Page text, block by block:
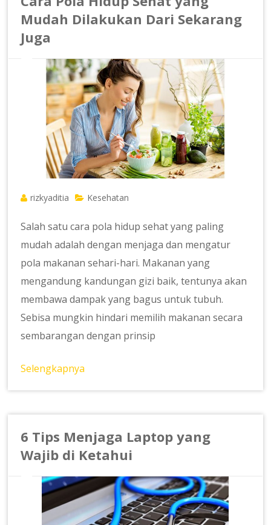
Mudah Dilakukan Dari Sekarang
Juga
rizkyaditia Kesehatan
Salah satu cara pola hidup sehat yang paling
mudah adalah dengan menjaga dan mengatur
pola makanan sehari-hari. Makanan yang
mengandung kandungan gizi baik, tentunya akan
membawa dampak yang bagus untuk tubuh.
Sebisa mungkin hindari memilih makanan secara
sembarangan dengan prinsip
Selengkapnya
6 Tips Menjaga Laptop yang
Wajib di Ketahui